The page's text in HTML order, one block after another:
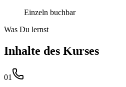
Einzeln buchbar
Was Du lernst
Inhalte des Kurses
01